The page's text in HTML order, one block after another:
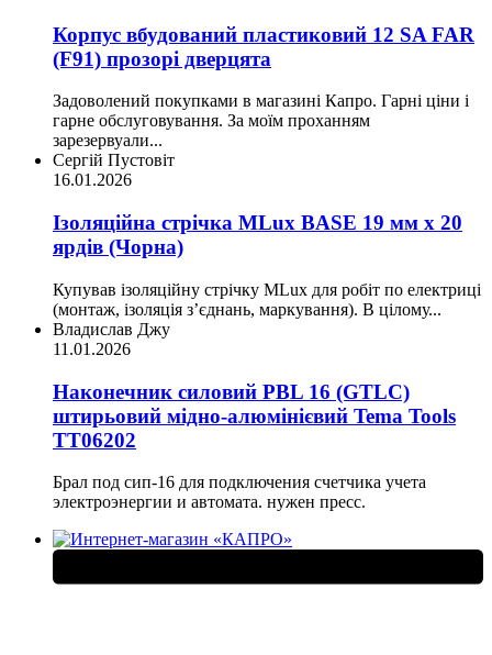
Корпус вбудований пластиковий 12 SA FAR
(F91) прозорі дверцята
Задоволений покупками в магазині Капро. Гарні ціни і
гарне обслуговування. За моїм проханням
зарезервуали...
Сергій Пустовіт
16.01.2026
Ізоляційна стрічка MLux BASE 19 мм х 20
ярдів (Чорна)
Купував ізоляційну стрічку MLux для робіт по електриці
(монтаж, ізоляція з’єднань, маркування). В цілому...
Владислав Джу
11.01.2026
Наконечник силовий PBL 16 (GTLC)
штирьовий мідно-алюмінієвий Tema Tools
ТТ06202
Брал под сип-16 для подключения счетчика учета
электроэнергии и автомата. нужен пресс.